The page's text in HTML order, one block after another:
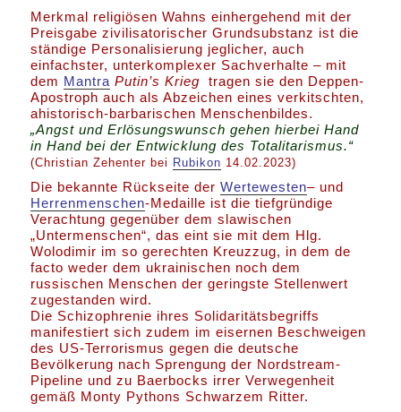
Merkmal religiösen Wahns einhergehend mit der
Preisgabe zivilisatorischer Grundsubstanz ist die
ständige Personalisierung jeglicher, auch
einfachster, unterkomplexer Sachverhalte – mit
dem Mantra Putin’s Krieg tragen sie den Deppen-
Apostroph auch als Abzeichen eines verkitschten,
ahistorisch-barbarischen Menschenbildes.
„Angst und Erlösungswunsch gehen hierbei Hand
in Hand bei der Entwicklung des Totalitarismus.“
(Christian Zehenter bei Rubikon 14.02.2023)
Die bekannte Rückseite derWertewesten– und
Herrenmenschen-Medaille ist die tiefgründige
Verachtung gegenüber dem slawischen
„Untermenschen“, das eint sie mit dem Hlg.
Wolodimir im so gerechten Kreuzzug, in dem de
facto weder dem ukrainischen noch dem
russischen Menschen der geringste Stellenwert
zugestanden wird.
Die Schizophrenie ihres Solidaritätsbegriffs
manifestiert sich zudem im eisernen Beschweigen
des US-Terrorismus gegen die deutsche
Bevölkerung nach Sprengung der Nordstream-
Pipeline und zu Baerbocks irrer Verwegenheit
gemäß Monty Pythons Schwarzem Ritter.